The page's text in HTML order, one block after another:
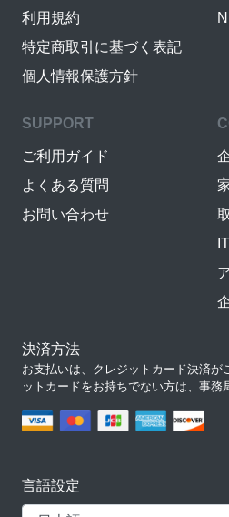
利用規約
特定商取引に基づく表記
個人情報保護方針
SUPPORT
ご利用ガイド
よくある質問
お問い合わせ
決済方法
お支払いは、クレジットカード決済が
ットカードをお持ちでない方は、事務
言語設定